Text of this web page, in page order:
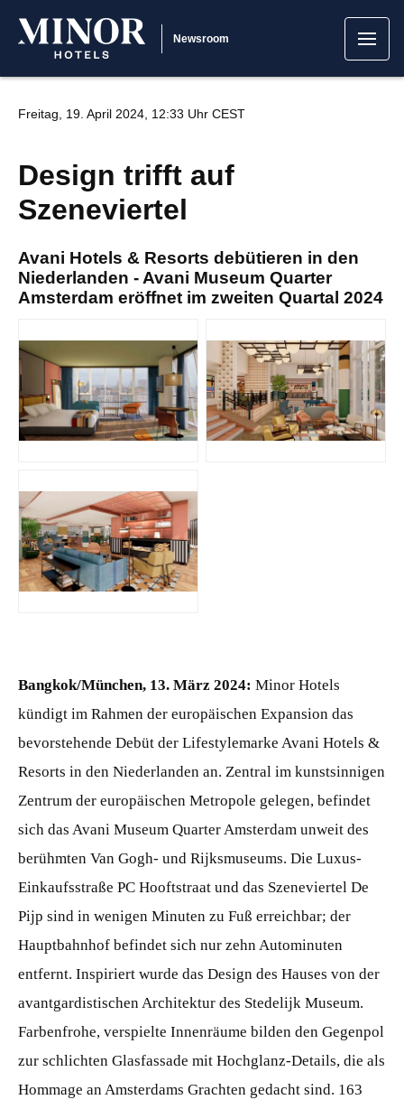
Newsroom
Freitag, 19. April 2024, 12:33 Uhr CEST
Design trifft auf
Szeneviertel
Avani Hotels & Resorts debütieren in den
Niederlanden - Avani Museum Quarter
Amsterdam eröffnet im zweiten Quartal 2024
JPG JPG
JPG
Bangkok/München, 13. März 2024: Minor Hotels
kündigt im Rahmen der europäischen Expansion das
bevorstehende Debüt der Lifestylemarke Avani Hotels &
Resorts in den Niederlanden an. Zentral im kunstsinnigen
Zentrum der europäischen Metropole gelegen, befindet
sich das Avani Museum Quarter Amsterdam unweit des
berühmten Van Gogh- und Rijksmuseums. Die Luxus-
Einkaufsstraße PC Hooftstraat und das Szeneviertel De
Pijp sind in wenigen Minuten zu Fuß erreichbar; der
Hauptbahnhof befindet sich nur zehn Autominuten
entfernt. Inspiriert wurde das Design des Hauses von der
avantgardistischen Architektur des Stedelijk Museum.
Farbenfrohe, verspielte Innenräume bilden den Gegenpol
zur schlichten Glasfassade mit Hochglanz-Details, die als
Hommage an Amsterdams Grachten gedacht sind. 163